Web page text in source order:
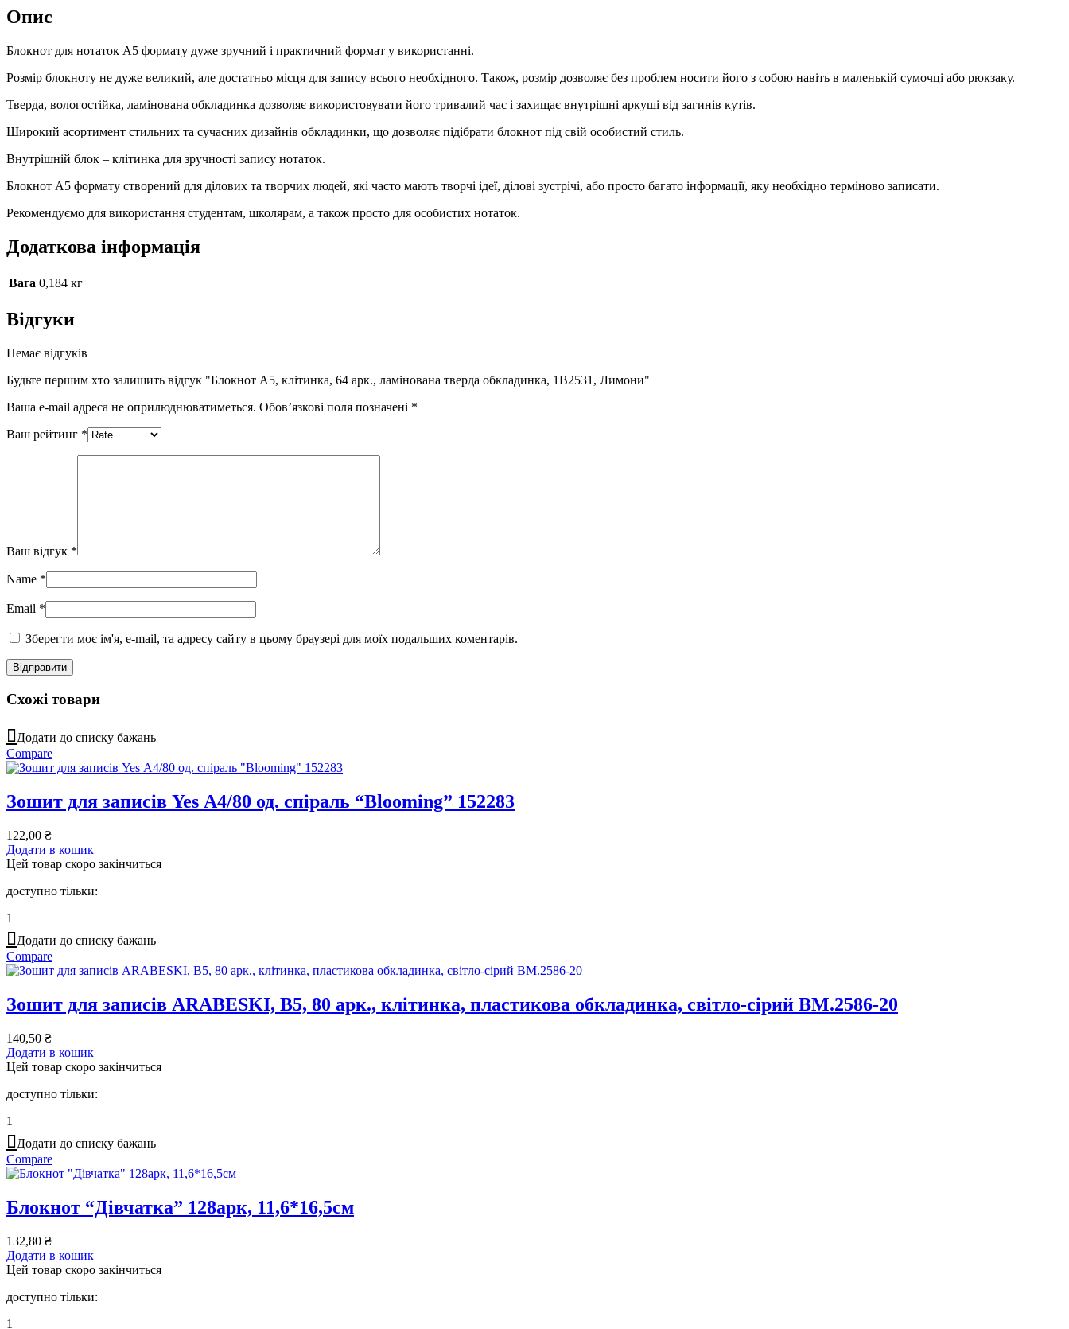
Лимони
quantity
Опис
Блокнот для нотаток А5 формату дуже зручний і практичний формат у використанні.
Розмір блокноту не дуже великий, але достатньо місця для запису всього необхідного. Також, розмір дозволяє без проблем носити його з собою навіть в маленькій сумочці або рюкзаку.
Тверда, вологостійка, ламінована обкладинка дозволяє використовувати його тривалий час і захищає внутрішні аркуші від загинів кутів.
Широкий асортимент стильних та сучасних дизайнів обкладинки, що дозволяє підібрати блокнот під свій особистий стиль.
Внутрішній блок – клітинка для зручності запису нотаток.
Блокнот А5 формату створений для ділових та творчих людей, які часто мають творчі ідеї, ділові зустрічі, або просто багато інформації, яку необхідно терміново записати.
Рекомендуємо для використання студентам, школярам, а також просто для особистих нотаток.
Додаткова інформація
Вага 0,184 кг
Відгуки
Немає відгуків
Будьте першим хто залишить відгук "Блокнот А5, клітинка, 64 арк., ламінована тверда обкладинка, 1В2531, Лимони"
Ваша e-mail адреса не оприлюднюватиметься. Обов’язкові поля позначені *
Ваш рейтинг *
Ваш відгук *
Name *
Email *
Зберегти моє ім'я, e-mail, та адресу сайту в цьому браузері для моїх подальших коментарів.
Схожі товари
Додати до списку бажань
Compare
Зошит для записів Yes А4/80 од. спіраль “Blooming” 152283
122,00 ₴
Додати в кошик
Цей товар скоро закінчиться
доступно тільки:
1
Додати до списку бажань
Compare
Зошит для записів ARABESKI, B5, 80 арк., клітинка, пластикова обкладинка, світло-сірий BM.2586-20
140,50 ₴
Додати в кошик
Цей товар скоро закінчиться
доступно тільки:
1
Додати до списку бажань
Compare
Блокнот “Дівчатка” 128арк, 11,6*16,5см
132,80 ₴
Додати в кошик
Цей товар скоро закінчиться
доступно тільки:
1